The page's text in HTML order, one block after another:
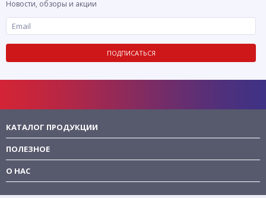
Новости, обзоры и акции
ПОДПИСАТЬСЯ
КАТАЛОГ ПРОДУКЦИИ
ПОЛЕЗНОЕ
О НАС